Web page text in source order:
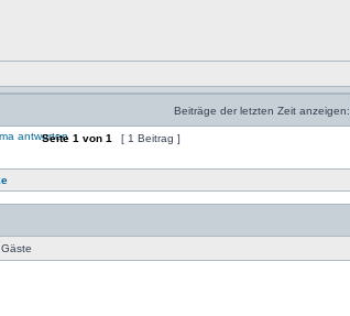
Beiträge der letzten Zeit anzeigen:
Seite 1 von 1 [ 1 Beitrag ]